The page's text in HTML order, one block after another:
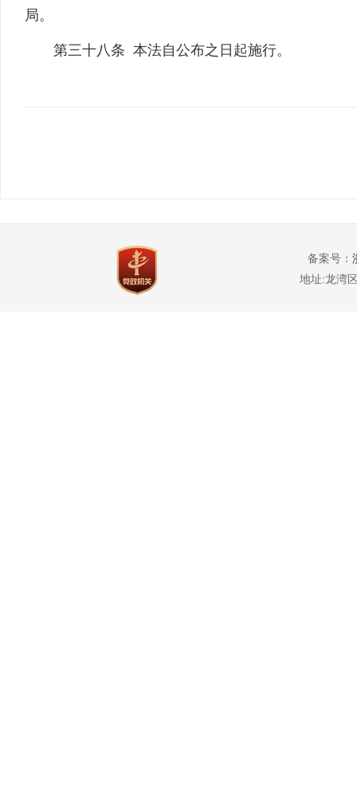
局。
第三十八条 本法自公布之日起施行。
备案号：
地址:龙湾